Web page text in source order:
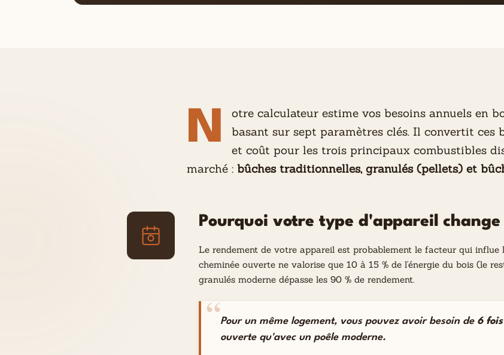
N
otre calculateur estime vos besoins annuels en
basant sur sept paramètres clés. Il convertit ces
et coût pour les trois principaux combustibles
marché : bûches traditionnelles, granulés (pellets) et
Pourquoi votre type d'appareil
Le rendement de votre appareil est probablement le facteur qui influe
cheminée ouverte ne valorise que 10 à 15 % de l'énergie du bois (le
granulés moderne dépasse les 90 % de rendement.
Pour un même logement, vous pouvez avoir besoin de 6
ouverte qu'avec un poêle moderne.